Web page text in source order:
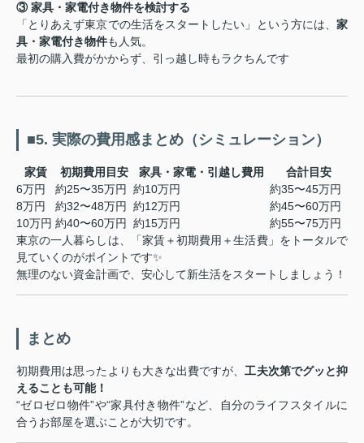
③ 家具・家電付き物件を検討する
「とりあえず東京での生活をスタートしたい」という方には、 家
具・家電付き物件も人気。
最初の購入費がかからず、引っ越し時もラクちんです
■5. 実際の費用感まとめ（シミュレーション）
家賃 初期費用目安 家具・家電・引越し費用
合計目安
6万円
約25〜35万円 約10万円
約35〜45万円
8万円
約32〜48万円 約12万円
約45〜60万円
10万円 約40〜60万円 約15万円
約55〜75万円
東京の一人暮らしは、「家賃＋初期費用＋生活費」をトータルで
見ていくのがポイントです✨
無理のない資金計画で、安心して新生活をスタートしましょう！
まとめ
初期費用は思ったよりも大きな出費ですが、工夫次第でグッと抑
えることも可能！
“ゼロゼロ物件”や“家具付き物件”など、自分のライフスタイルに
合うお部屋を選ぶことが大切です。